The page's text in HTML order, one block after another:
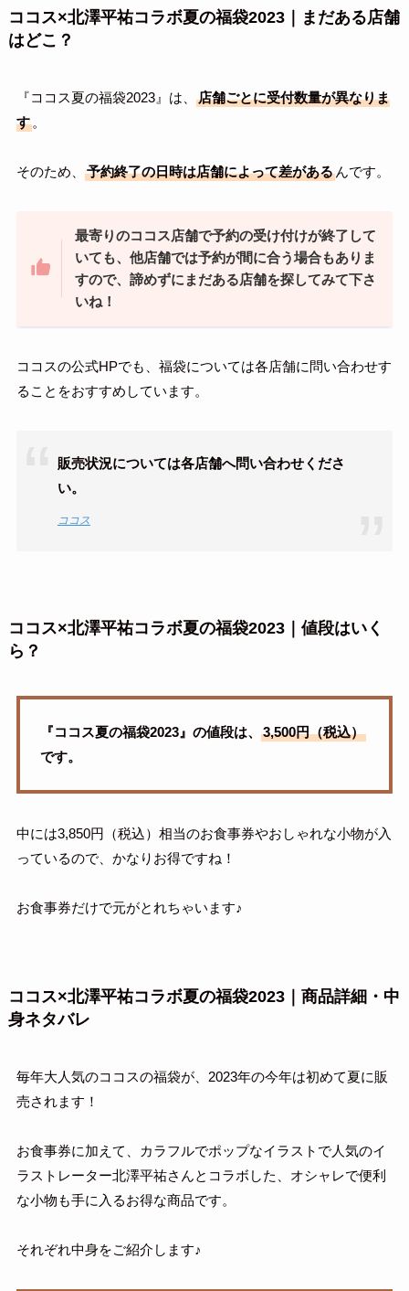
ココス×北澤平祐コラボ夏の福袋2023｜まだある店舗
はどこ？
『ココス夏の福袋2023』は、
店舗ごとに受付数量が異なりま
す。
そのため、 予約終了の日時は店舗によって差があるんです。
最寄りのココス店舗で予約の受け付けが終了して
いても、他店舗では予約が間に合う場合もありま
すので、諦めずにまだある店舗を探してみて下さ
いね！
ココスの公式HPでも、福袋については各店舗に問い合わせす
ることをおすすめしています。
販売状況については各店舗へ問い合わせくださ
い。
ココス
ココス×北澤平祐コラボ夏の福袋2023｜値段はいく
ら？
『ココス夏の福袋2023』の値段は、3,500円（税込）
です。
中には3,850円（税込）相当のお食事券やおしゃれな小物が入
っているので、かなりお得ですね！
お食事券だけで元がとれちゃいます♪
ココス×北澤平祐コラボ夏の福袋2023｜商品詳細・中
身ネタバレ
毎年大人気のココスの福袋が、2023年の今年は初めて夏に販
売されます！
お食事券に加えて、カラフルでポップなイラストで人気のイ
ラストレーター北澤平祐さんとコラボした、オシャレで便利
な小物も手に入るお得な商品です。
それぞれ中身をご紹介します♪